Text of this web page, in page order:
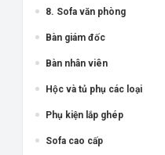
8. Sofa văn phòng
Bàn giám đốc
Bàn nhân viên
Hộc và tủ phụ các loại
Phụ kiện lắp ghép
Sofa cao cấp